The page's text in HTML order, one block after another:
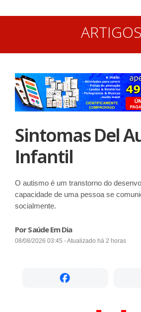
ARTIGOS
Sintomas Del
Infantil
O autismo é um transtorno do
capacidade de uma pessoa se
socialmente.
Por Saúde Em Dia
08/08/2026 03:45 - Atualizado há 2 horas